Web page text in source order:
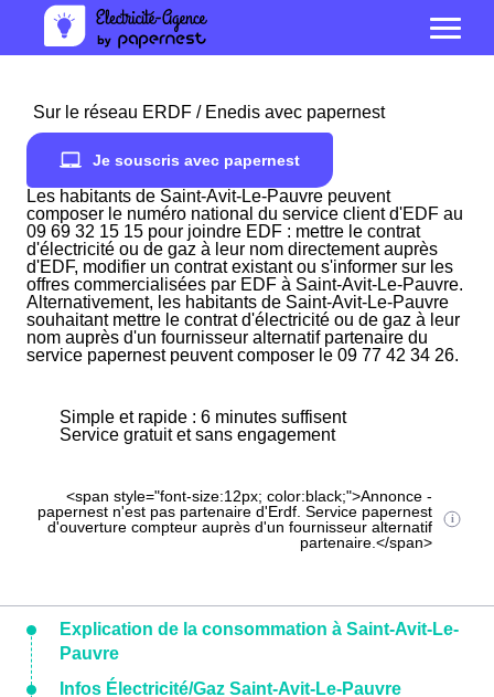
Sur le réseau ERDF / Enedis avec papernest
Je souscris avec papernest
Les habitants de Saint-Avit-Le-Pauvre peuvent
composer le numéro national du service client d'EDF au
09 69 32 15 15 pour joindre EDF : mettre le contrat
d'électricité ou de gaz à leur nom directement auprès
d'EDF, modifier un contrat existant ou s'informer sur les
offres commercialisées par EDF à Saint-Avit-Le-Pauvre.
Alternativement, les habitants de Saint-Avit-Le-Pauvre
souhaitant mettre le contrat d'électricité ou de gaz à leur
nom auprès d'un fournisseur alternatif partenaire du
service papernest peuvent composer le 09 77 42 34 26.
Simple et rapide : 6 minutes suffisent
Service gratuit et sans engagement
<span style="font-size:12px; color:black;">Annonce -
papernest n'est pas partenaire d'Erdf. Service papernest
d'ouverture compteur auprès d'un fournisseur alternatif
partenaire.</span>
Explication de la consommation à Saint-Avit-Le-
Pauvre
Infos Électricité/Gaz Saint-Avit-Le-Pauvre